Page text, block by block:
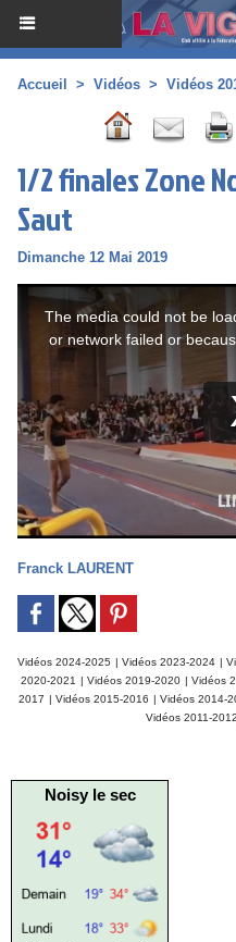
Accueil > Vidéos > Vidéos
1/2 finales Zone
Saut
Dimanche 12 Mai 2019
Franck LAURENT
Vidéos 2024-2025 | Vidéos 2023-2024 |
2020-2021 | Vidéos 2019-2020 | Vidéos
2017 | Vidéos 2015-2016 | Vidéos 2014-
Vidéos 2011-2012
Noisy le sec